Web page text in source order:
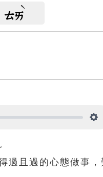
ㄊㄞ
過且過的心態做事，